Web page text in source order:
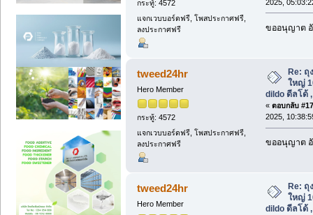
กระทู้: 4572
แจกเวบบอร์ดฟรี, โพสประกาศฟรี,
ลงประกาศฟรี
2025,
ขออนุญาต
tweed24hr
Hero Member
กระทู้: 4572
แจกเวบบอร์ดฟรี, โพสประกาศฟรี,
ลงประกาศฟรี
Re: ถุ
ใหญ่
dildo ดีลโด้
« ตอบกลับ
2025,
ขออนุญาต
tweed24hr
Hero Member
Re: ถุ
ใหญ่
dildo ดีลโด้